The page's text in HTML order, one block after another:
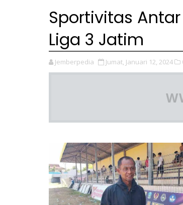
Sportivitas
Liga 3 Jatim
Jemberpedia Jumat, Januari 12, 2024